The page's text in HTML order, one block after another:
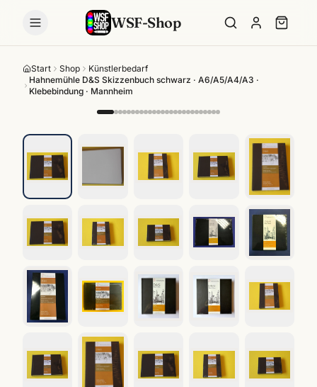
WSF-Shop
Start Shop
Künstlerbedarf
Hahnemühle D&S Skizzenbuch schwarz · A6/A5/A4/A3 ·
Klebebindung · Mannheim